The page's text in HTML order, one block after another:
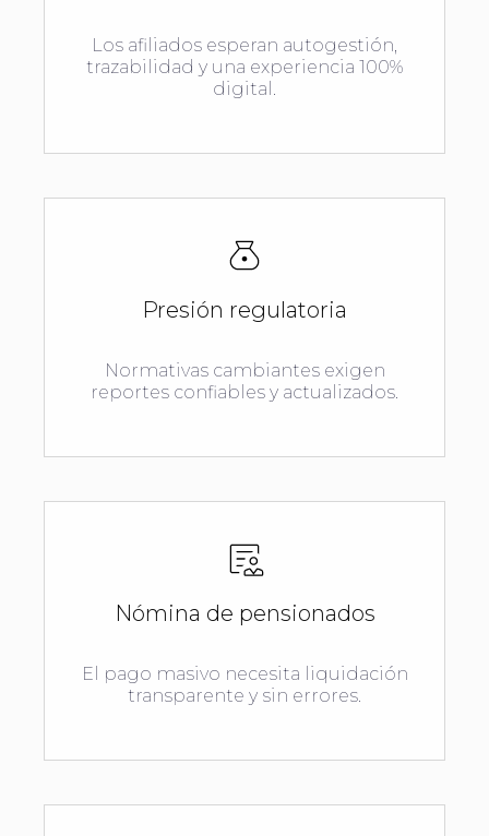
Los afiliados esperan autogestión,
trazabilidad y una experiencia 100%
digital.
Presión regulatoria
Normativas cambiantes exigen
reportes confiables y actualizados.
Nómina de pensionados
El pago masivo necesita liquidación
transparente y sin errores.